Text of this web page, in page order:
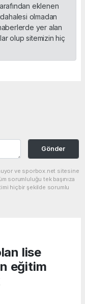
eklenen
olmadan
yer alan
olup sitemizin hiç
Gönder
ve sporbox.net sitesine
sorumluluğu tek başınıza
hiçbir şekilde sorumlu
lise
eğitim